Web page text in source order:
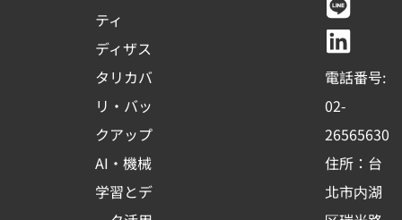
ティ
ディザス
タリカバ
リ・バッ
クアップ
AI・機械
学習とデ
e
b
o
o
k
-
s
q
t
u
b
e
e
k
e
d
i
n
電話番号:
02-
26565630
住所：台
北市内湖